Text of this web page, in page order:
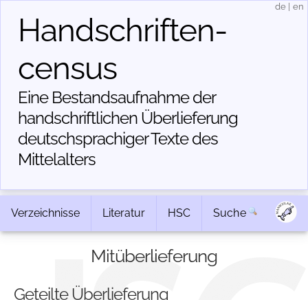
Handschriften­
census
Eine Bestandsaufnahme der
handschriftlichen Über­lieferung
deutschsprachiger Texte des
Mittelalters
de en
Verzeichnisse Literatur HSC Suche
Mitüberlieferung
Geteilte Überlieferung